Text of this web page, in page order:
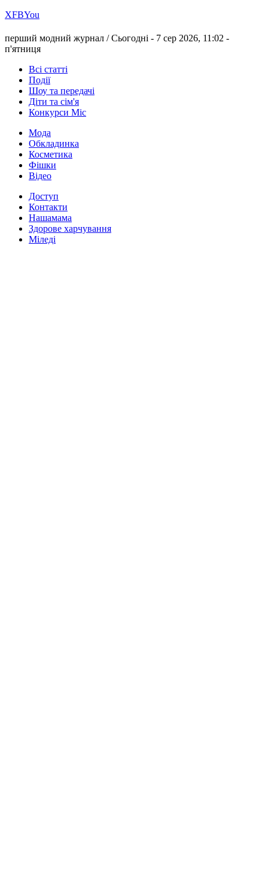
ХFBYou
перший модний журнал /Сьогодні - 7 сер 2026, 11:02 -
п'ятниця
Всі статті
Події
Шоу та передачі
Діти та сім'я
Конкурси Міс
Мода
Обкладинка
Косметика
Фішки
Відео
Доступ
Контакти
Нашамама
Здорове харчування
Міледі